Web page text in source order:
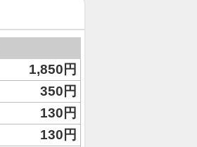
1,850円
350円
130円
130円